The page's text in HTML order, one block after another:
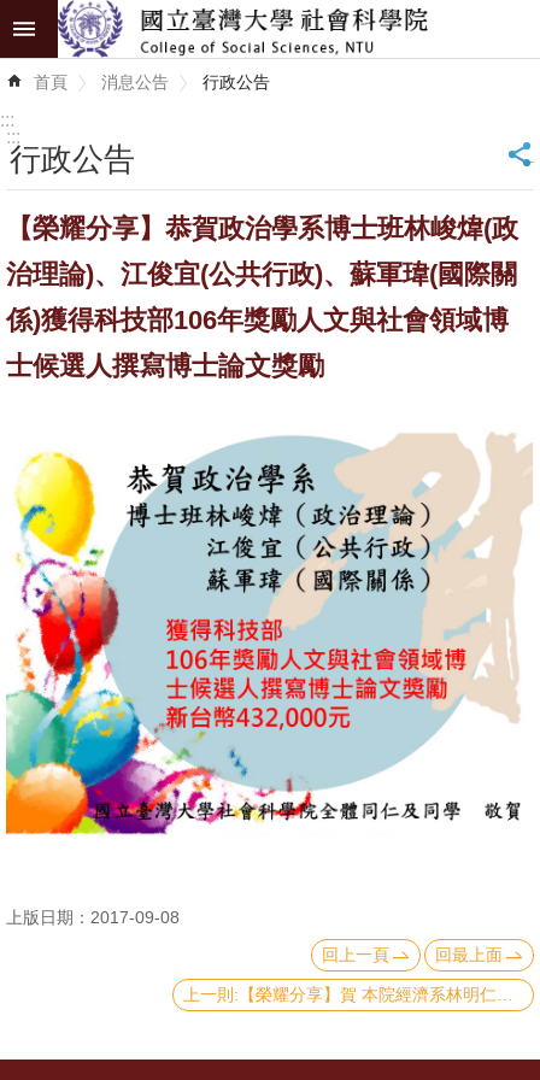
跳到主要內容區塊
進
階
識
學
學
術
研
究
消
息
公
告
國
際
化
深
首頁 消息公告 行政公告
:::
:::
行政公告 _
【榮耀分享】恭賀政治學系博士班林峻煒(政
治理論)、江俊宜(公共行政)、蘇軍瑋(國際關
係)獲得科技部106年獎勵人文與社會領域博
士候選人撰寫博士論文獎勵
上版日期：2017-09-08
回上一頁
回最上面
上一則:【榮耀分享】賀 本院經濟系林明仁教授、社會系陳東升教授榮獲台大特聘教授